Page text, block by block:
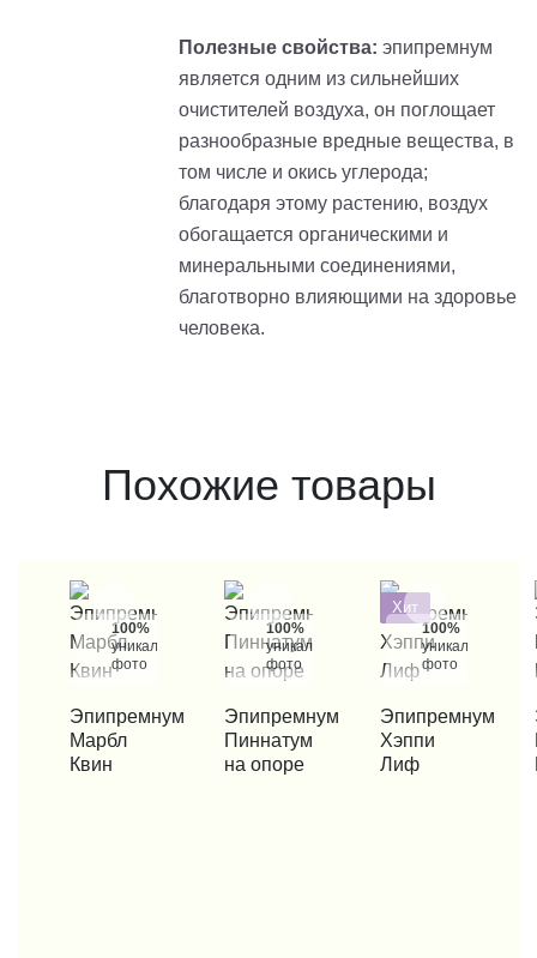
Полезные свойства: эпипремнум
является одним из сильнейших
очистителей воздуха, он поглощает
разнообразные вредные вещества, в
том числе и окись углерода;
благодаря этому растению, воздух
обогащается органическими и
минеральными соединениями,
благотворно влияющими на здоровье
человека.
Похожие товары
100%
уникальные
фото
КУПИТЬ В 1 КЛИК
Эпипремнум
Марбл
Квин
100%
уникальные
фото
КУПИТЬ В 1 КЛИК
Эпипремнум
Пиннатум
на опоре
Хит
100%
уникальные
фото
КУПИТЬ В 1 КЛИК
Эпипремнум
Хэппи
Лиф